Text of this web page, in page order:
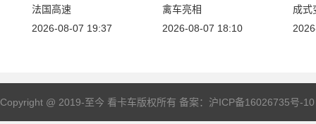
法国高速
2026-08-07 19:37
禽车亮相
2026-08-07 18:10
成式
Copyright @ 2019-至今 看卡车版权所有 备案： 沪ICP备16026735号-10